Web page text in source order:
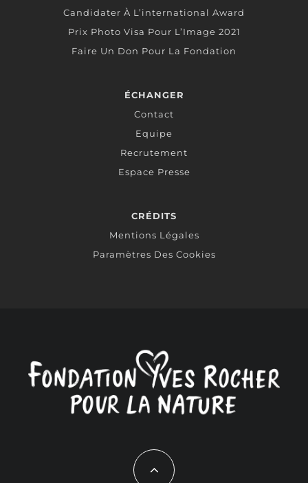
Candidater À L’international Award
Prix Photo Visa Pour L’Image 2021
Faire Un Don Pour La Fondation
ÉCHANGER
Contact
Equipe
Recrutement
Espace Presse
CRÉDITS
Mentions Légales
Paramètres Des Cookies